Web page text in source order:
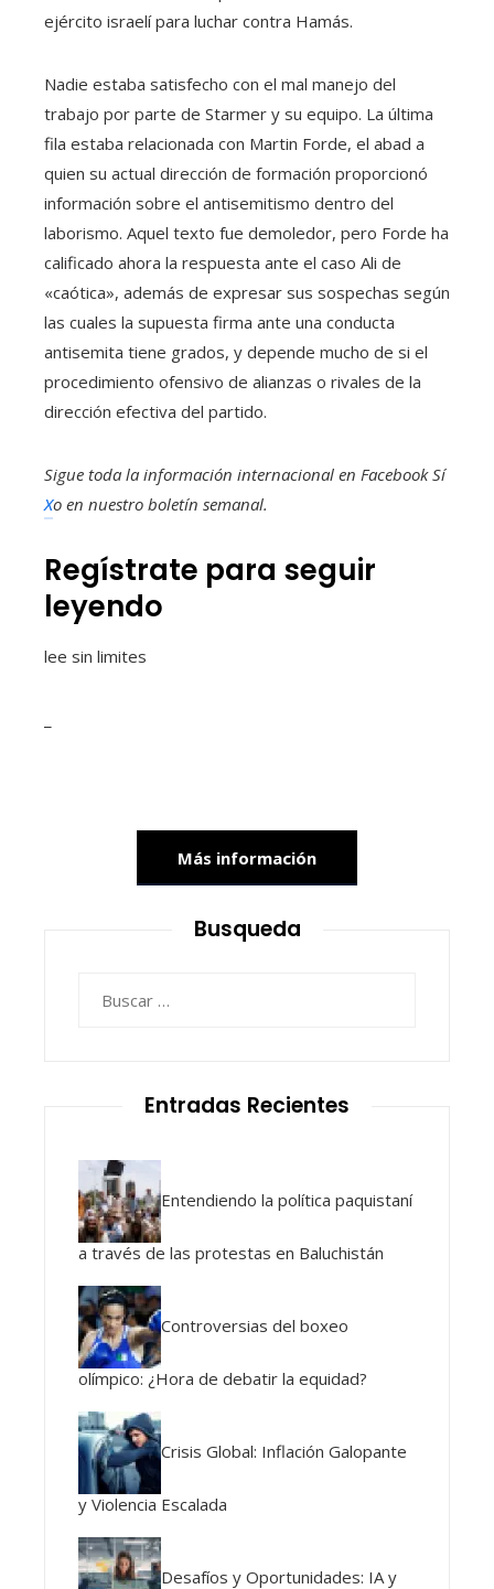
ejército israelí para luchar contra Hamás.
Nadie estaba satisfecho con el mal manejo del
trabajo por parte de Starmer y su equipo. La última
fila estaba relacionada con Martin Forde, el abad a
quien su actual dirección de formación proporcionó
información sobre el antisemitismo dentro del
laborismo. Aquel texto fue demoledor, pero Forde ha
calificado ahora la respuesta ante el caso Ali de
«caótica», además de expresar sus sospechas según
las cuales la supuesta firma ante una conducta
antisemita tiene grados, y depende mucho de si el
procedimiento ofensivo de alianzas o rivales de la
dirección efectiva del partido.
Sigue toda la información internacional en FacebookSí
Xo en nuestro boletín semanal.
Regístrate para seguir
leyendo
lee sin limites
Más información
Busqueda
Entradas Recientes
Entendiendo la política paquistaní
a través de las protestas en Baluchistán
Controversias del boxeo
olímpico: ¿Hora de debatir la equidad?
Crisis Global: Inflación Galopante
y Violencia Escalada
Desafíos y Oportunidades: IA y